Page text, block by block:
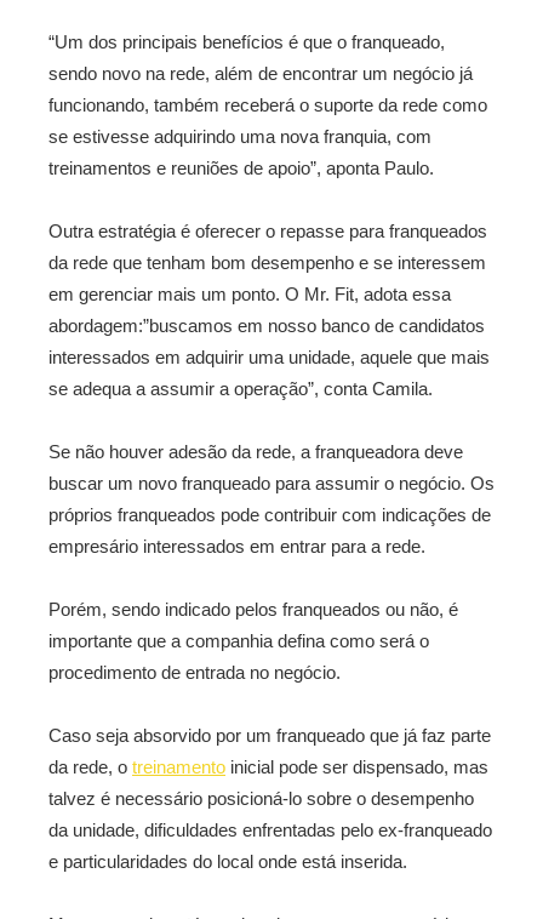
“Um dos principais benefícios é que o franqueado,
sendo novo na rede, além de encontrar um negócio já
funcionando, também receberá o suporte da rede como
se estivesse adquirindo uma nova franquia, com
treinamentos e reuniões de apoio”, aponta Paulo.
Outra estratégia é oferecer o repasse para franqueados
da rede que tenham bom desempenho e se interessem
em gerenciar mais um ponto. O Mr. Fit, adota essa
abordagem:”buscamos em nosso banco de candidatos
interessados em adquirir uma unidade, aquele que mais
se adequa a assumir a operação”, conta Camila.
Se não houver adesão da rede, a franqueadora deve
buscar um novo franqueado para assumir o negócio. Os
próprios franqueados pode contribuir com indicações de
empresário interessados em entrar para a rede.
Porém, sendo indicado pelos franqueados ou não, é
importante que a companhia defina como será o
procedimento de entrada no negócio.
Caso seja absorvido por um franqueado que já faz parte
da rede, o treinamento inicial pode ser dispensado, mas
talvez é necessário posicioná-lo sobre o desempenho
da unidade, dificuldades enfrentadas pelo ex-franqueado
e particularidades do local onde está inserida.